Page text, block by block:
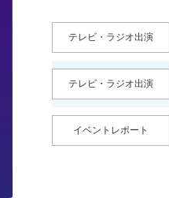
テレビ・ラジオ出演
テレビ・ラジオ出演
イベントレポート